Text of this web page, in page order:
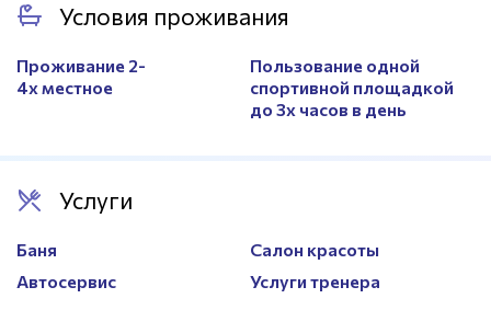
Количество бассейнов
1
Условия проживания
Проживание 2-
4х местное
Пользование одной
спортивной площадкой
до 3х часов в день
Услуги
Баня
Салон красоты
Автосервис
Услуги тренера